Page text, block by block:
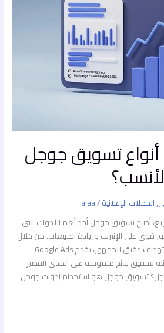
ما هي أبرز 5 أنواع تسويق جوجل
,الحملات الإعلانية/
alaa
أصبح تسويق جوجل أحد أهم الأدوات التي
قوي على الإنترنت وزيادة المبيعات. من خلال
منصات إعلانية متقدمة واستهداف دقيق للجمهور، يقدم Google Ads
لتحقيق نتائج ملموسة على المدى القصير
تسويق جوجل هو استخدام أدوات جوجل